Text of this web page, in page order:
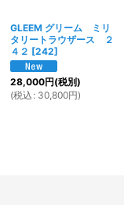
GLEEM グリーム ミリ
タリートラウザース ２
４２ [242]
28,000円(税別)
(税込 : 30,800円)